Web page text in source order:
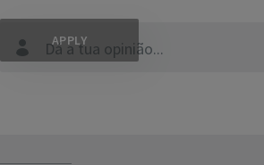
Dá a tua opinião...